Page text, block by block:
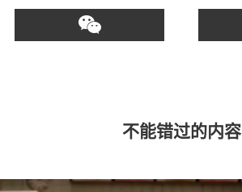
不能错过的内容